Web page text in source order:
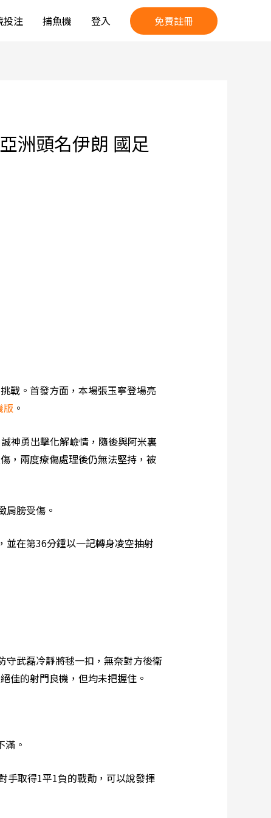
投注 捕魚機 登入 免費註冊
洲頭名伊朗 國足
戰。首發方面，本場張玉寧登場亮
版。
神勇出擊化解嶮情，隨後與阿米裏
，兩度療傷處理後仍無法堅持，被
肩膀受傷。
並在第36分鍾以一記轉身凌空抽射
守武磊冷靜將毬一扣，無奈對方後衛
佳的射門良機，但均未把握住。
。
手取得1平1負的戰勣，可以說發揮